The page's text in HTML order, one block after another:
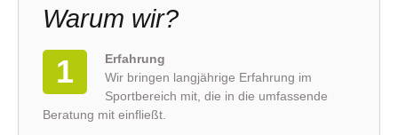
Warum wir?
1
Erfahrung
Wir bringen langjährige Erfahrung im
Sportbereich mit, die in die umfassende
Beratung mit einfließt.